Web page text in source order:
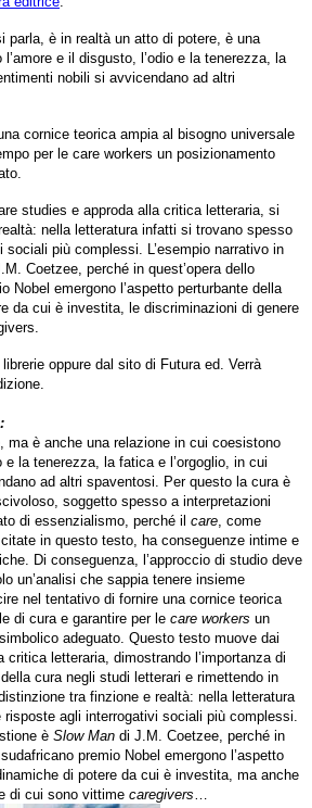
parla, è in realtà un atto di potere, è una
e il disgusto, l’odio e la tenerezza, la
nobili si avvicendano ad altri
cornice teorica ampia al bisogno universale
per le care workers un posizionamento
studies e approda alla critica lettera­ria, si
nella letteratura infatti si trovano spesso
sociali più complessi. L’esem­pio narrativo in
Coetzee, perché in quest’opera dello
Nobel emergono l’aspetto perturbante della
da cui è in­vestita, le discriminazioni di genere
oppure dal sito di Futura ed. Verrà
ma è anche una relazione in cui coesistono
e la tenerezza, la fatica e l’orgoglio, in cui
ad altri spaventosi. Per questo la cura è
soggetto spesso a interpretazioni
di essenzialismo, perché il care, come
in questo testo, ha conseguenze intime e
Di conseguenza, l’approccio di studio deve
un’analisi che sappia tenere insieme
nel tentativo di fornire una cornice teorica
di cura e garantire per le care workers un
adeguato. Questo testo muove dai
critica letteraria, dimostrando l’importanza di
cura negli studi letterari e rimettendo in
tra finzione e realtà: nella letteratura
agli interrogativi sociali più complessi.
è Slow Man di J.M. Coetzee, perché in
premio Nobel emergono l’aspetto
di potere da cui è investita, ma anche
di cui sono vittime caregivers…